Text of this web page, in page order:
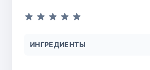
ИНГРЕДИЕНТЫ